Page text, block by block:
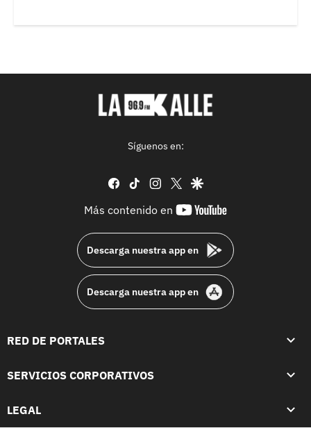
Síguenos en:
facebook
tiktok instagram
twittergoogle
Más contenido en
youtube-
Descarga nuestra app en
Descarga nuestra app en
RED DE PORTALES
SERVICIOS CORPORATIVOS
LEGAL